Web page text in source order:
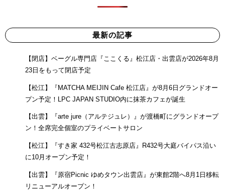
最新の記事
【閉店】ベーグル専門店『ここくる』松江店・出雲店が2026年8月
23日をもって閉店予定
【松江】『MATCHA MEIJIN Cafe 松江店』が8月6日グランドオー
プン予定！LPC JAPAN STUDIO内に抹茶カフェが誕生
【出雲】『arte jure（アルテジュレ）』が渡橋町にグランドオープ
ン！全席完全個室のプライベートサロン
【松江】『すき家 432号松江古志原店』R432号大庭バイパス沿い
に10月オープン予定！
【出雲】『原宿Picnic ゆめタウン出雲店』が東館2階へ8月1日移転
リニューアルオープン！